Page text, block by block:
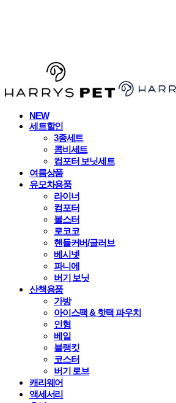
NEW
세트할인
3종세트
콤비세트
컴포터 보닛세트
여름상품
유모차용품
라이너
컴포터
볼스터
로코코
핸들커버/글러브
베시넷
파니에
버기 보닛
산책용품
가방
아이스팩 & 핫팩 파우치
인형
베일
블랭킷
코스터
버기 로브
캐리웨어
액세서리